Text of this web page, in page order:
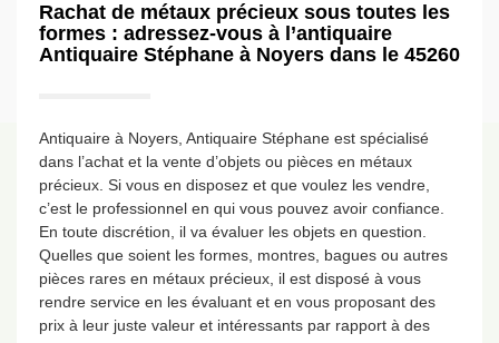
Rachat de métaux précieux sous toutes les
formes : adressez-vous à l’antiquaire
Antiquaire Stéphane à Noyers dans le 45260
Antiquaire à Noyers, Antiquaire Stéphane est spécialisé
dans l’achat et la vente d’objets ou pièces en métaux
précieux. Si vous en disposez et que voulez les vendre,
c’est le professionnel en qui vous pouvez avoir confiance.
En toute discrétion, il va évaluer les objets en question.
Quelles que soient les formes, montres, bagues ou autres
pièces rares en métaux précieux, il est disposé à vous
rendre service en les évaluant et en vous proposant des
prix à leur juste valeur et intéressants par rapport à des